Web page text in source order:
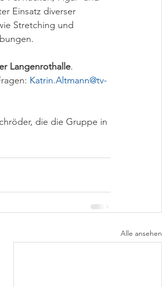
Einsatz diverser
Stretching und
Langenrothalle.
Katrin.Altmann@tv-
die die Gruppe in
Alle ansehen